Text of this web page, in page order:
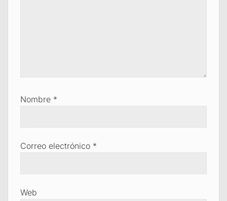
Nombre *
Correo electrónico *
Web